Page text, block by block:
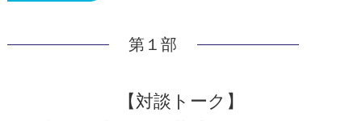
第１部
【対談トーク】